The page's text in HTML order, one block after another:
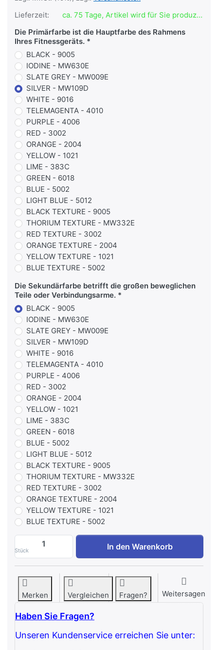
Lieferzeit:
ca. 75 Tage, Artikel wird für Sie produziert
Die Primärfarbe ist die Hauptfarbe des Rahmens
Ihres Fitnessgeräts.
BLACK - 9005
IODINE - MW630E
SLATE GREY - MW009E
SILVER - MW109D
WHITE - 9016
TELEMAGENTA - 4010
PURPLE - 4006
RED - 3002
ORANGE - 2004
YELLOW - 1021
LIME - 383C
GREEN - 6018
BLUE - 5002
LIGHT BLUE - 5012
BLACK TEXTURE - 9005
THORIUM TEXTURE - MW332E
RED TEXTURE - 3002
ORANGE TEXTURE - 2004
YELLOW TEXTURE - 1021
BLUE TEXTURE - 5002
Die Sekundärfarbe betrifft die großen beweglichen
Teile oder Verbindungsarme.
BLACK - 9005
IODINE - MW630E
SLATE GREY - MW009E
SILVER - MW109D
WHITE - 9016
TELEMAGENTA - 4010
PURPLE - 4006
RED - 3002
ORANGE - 2004
YELLOW - 1021
LIME - 383C
GREEN - 6018
BLUE - 5002
LIGHT BLUE - 5012
BLACK TEXTURE - 9005
THORIUM TEXTURE - MW332E
RED TEXTURE - 3002
ORANGE TEXTURE - 2004
YELLOW TEXTURE - 1021
BLUE TEXTURE - 5002
Stück
Exigo Prowler Sled zu 1.175,63 €,
In den Warenkorb
Merken Vergleichen Fragen? Weitersagen
Haben Sie Fragen?
Unseren Kundenservice erreichen Sie unter: